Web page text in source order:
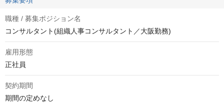
職種 / 募集ポジション名
コンサルタント(組織人事コンサルタント／大阪勤務)
雇用形態
正社員
契約期間
期間の定めなし